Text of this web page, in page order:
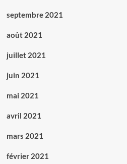
septembre 2021
août 2021
juillet 2021
juin 2021
mai 2021
avril 2021
mars 2021
février 2021